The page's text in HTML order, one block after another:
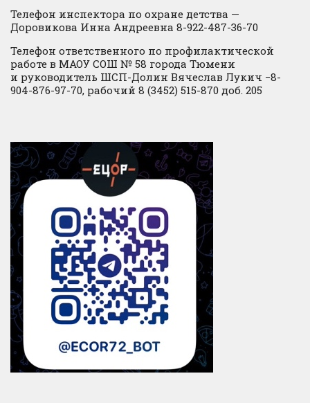
Телефон инспектора по охране детства —
Доровикова Инна Андреевна 8-922-487-36-70
Телефон ответственного по профилактической
работе в МАОУ СОШ № 58 города Тюмени
и руководитель ШСП-Долин Вячеслав Лукич −8-
904-876-97-70, рабочий 8 (3452) 515-870 доб. 205